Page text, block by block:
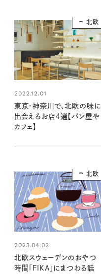
北欧
2022.12.01
東京・神奈川で、北欧の味に
出会えるお店4選【パン屋や
カフェ】
北欧
2023.04.02
北欧スウェーデンのおやつ
時間「FIKA」にまつわる話